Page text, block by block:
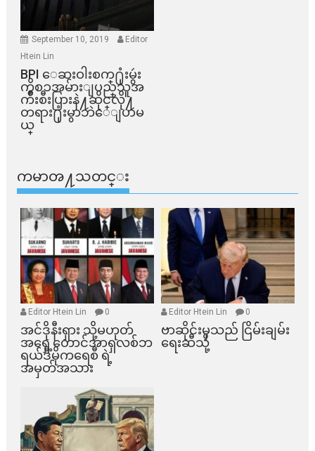
September 10, 2019
Editor
Htein Lin
BPI ​ေဆးဝါးစက္​႐ုံးမွဴး
ကိစၥအမ်ားျပည္​သူအ
က်ိဳးစီးပြားနဲ႔ဆိုင္​လို႔
တရား႐ုံးမွာဘဲေျပာမ
ယ္​
ကမာၻ႔သတင္း
Editor Htein Lin 0
အင်ဒိုနီးရှား သို့မဟုတ်
အရှေ့တောင်အာရှလစ်ဘ
ရယ်ဒီမိုကရေစီ ရဲ့
အမှတ်အသား
Editor Htein Lin 0
ဗာဆိုင်းမှသည် ငြိမ်းချမ်း
ရေးဆီသို့